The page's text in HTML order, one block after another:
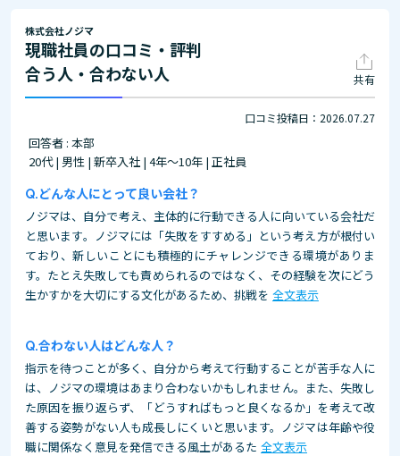
株式会社ノジマ
現職社員の口コミ・評判
合う人・合わない人
共有
口コミ投稿日：2026.07.27
回答者 : 本部
20代 | 男性 | 新卒入社 | 4年～10年 | 正社員
どんな人にとって良い会社？
ノジマは、自分で考え、主体的に行動できる人に向いている会社だ
と思います。ノジマには「失敗をすすめる」という考え方が根付い
ており、新しいことにも積極的にチャレンジできる環境がありま
す。たとえ失敗しても責められるのではなく、その経験を次にどう
生かすかを大切にする文化があるため、挑戦を 全文表示
合わない人はどんな人？
指示を待つことが多く、自分から考えて行動することが苦手な人に
は、ノジマの環境はあまり合わないかもしれません。また、失敗し
た原因を振り返らず、「どうすればもっと良くなるか」を考えて改
善する姿勢がない人も成長しにくいと思います。ノジマは年齢や役
職に関係なく意見を発信できる風土があるた 全文表示